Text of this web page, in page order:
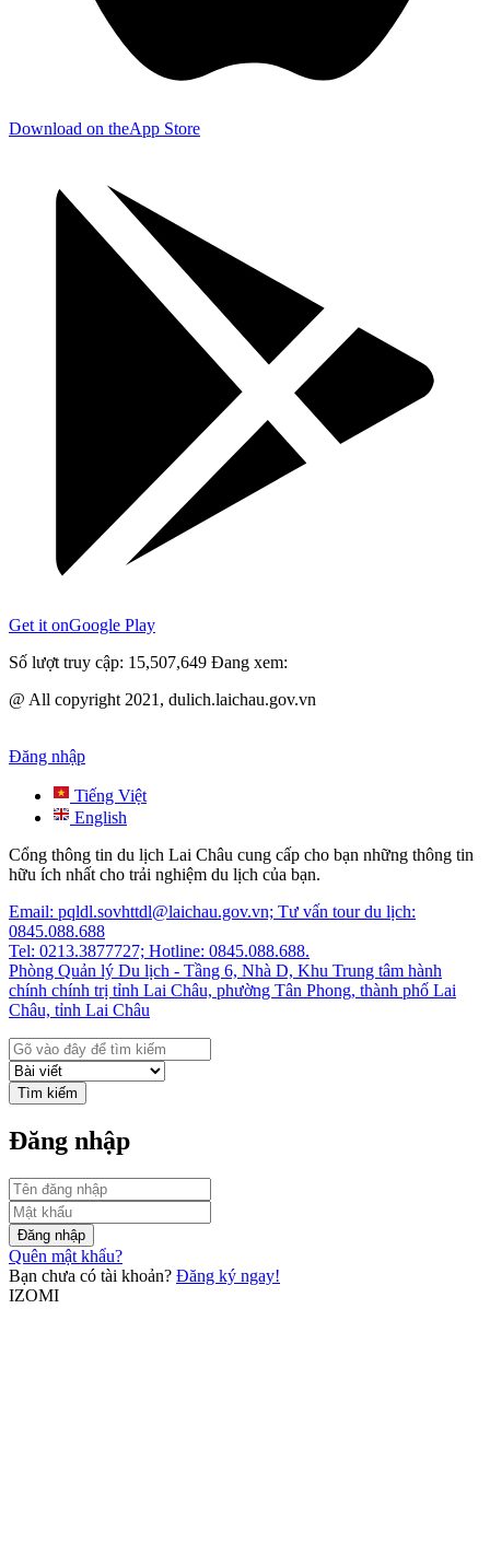
Download on theApp Store
Get it onGoogle Play
Số lượt truy cập: 15,507,649 Đang xem:
@ All copyright 2021, dulich.laichau.gov.vn
Đăng nhập
Tiếng Việt
English
Cổng thông tin du lịch Lai Châu cung cấp cho bạn những thông tin
hữu ích nhất cho trải nghiệm du lịch của bạn.
Email: pqldl.sovhttdl@laichau.gov.vn; Tư vấn tour du lịch:
0845.088.688
Tel: 0213.3877727; Hotline: 0845.088.688.
Phòng Quản lý Du lịch - Tầng 6, Nhà D, Khu Trung tâm hành
chính chính trị tỉnh Lai Châu, phường Tân Phong, thành phố Lai
Châu, tỉnh Lai Châu
Tìm kiếm
Đăng nhập
Đăng nhập
Quên mật khẩu?
Bạn chưa có tài khoản? Đăng ký ngay!
IZOMI